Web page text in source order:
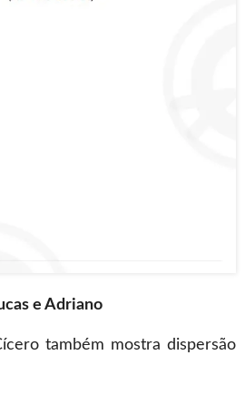
e Adriano
também mostra dispersão